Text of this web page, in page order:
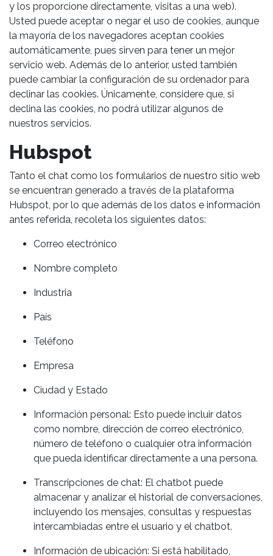
y los proporcione directamente, visitas a una web).
Usted puede aceptar o negar el uso de cookies, aunque
la mayoría de los navegadores aceptan cookies
automáticamente, pues sirven para tener un mejor
servicio web. Además de lo anterior, usted también
puede cambiar la configuración de su ordenador para
declinar las cookies. Únicamente, considere que, si
declina las cookies, no podrá utilizar algunos de
nuestros servicios.
Hubspot
Tanto el chat como los formularios de nuestro sitio web
se encuentran generado a través de la plataforma
Hubspot, por lo que además de los datos e información
antes referida, recoleta los siguientes datos:
Correo electrónico
Nombre completo
Industria
País
Teléfono
Empresa
Ciudad y Estado
Información personal: Esto puede incluir datos
como nombre, dirección de correo electrónico,
número de teléfono o cualquier otra información
que pueda identificar directamente a una persona.
Transcripciones de chat: El chatbot puede
almacenar y analizar el historial de conversaciones,
incluyendo los mensajes, consultas y respuestas
intercambiadas entre el usuario y el chatbot.
Información de ubicación: Si está habilitado,